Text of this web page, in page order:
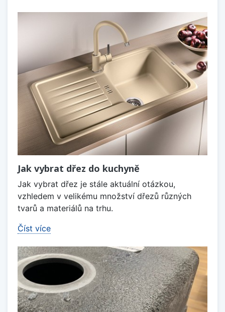
Jak vybrat dřez do kuchyně
Jak vybrat dřez je stále aktuální otázkou,
vzhledem v velikému množství dřezů různých
tvarů a materiálů na trhu.
Číst více